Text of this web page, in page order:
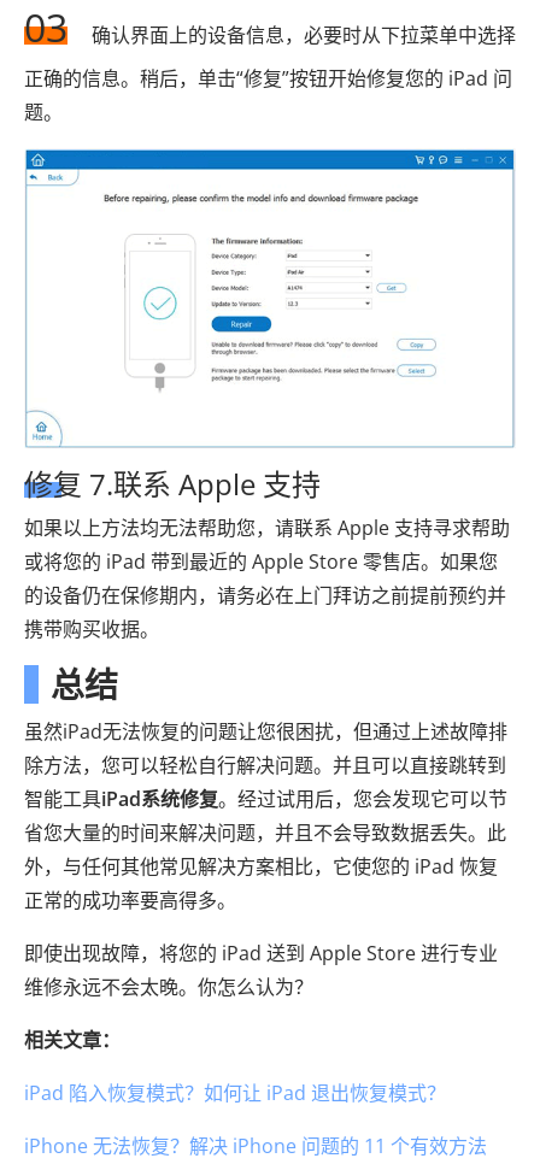
03
确认界面上的设备信息，必要时从下拉菜单中选择
正确的信息。稍后，单击“修复”按钮开始修复您的 iPad 问
题。
修复 7.联系 Apple 支持
如果以上方法均无法帮助您，请联系 Apple 支持寻求帮助
或将您的 iPad 带到最近的 Apple Store 零售店。如果您
的设备仍在保修期内，请务必在上门拜访之前提前预约并
携带购买收据。
总结
虽然iPad无法恢复的问题让您很困扰，但通过上述故障排
除方法，您可以轻松自行解决问题。并且可以直接跳转到
智能工具iPad系统修复。经过试用后，您会发现它可以节
省您大量的时间来解决问题，并且不会导致数据丢失。此
外，与任何其他常见解决方案相比，它使您的 iPad 恢复
正常的成功率要高得多。
即使出现故障，将您的 iPad 送到 Apple Store 进行专业
维修永远不会太晚。你怎么认为？
相关文章：
iPad 陷入恢复模式？如何让 iPad 退出恢复模式？
iPhone 无法恢复？解决 iPhone 问题的 11 个有效方法